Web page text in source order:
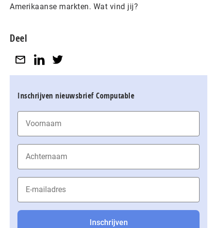
Amerikaanse markten. Wat vind jij?
Deel
Inschrijven nieuwsbrief Computable